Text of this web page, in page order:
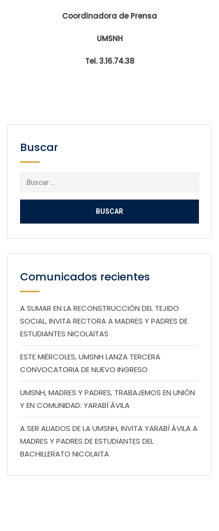
Coordinadora de Prensa
UMSNH
Tel. 3.16.74.38
Buscar
Buscar:
Comunicados recientes
A SUMAR EN LA RECONSTRUCCIÓN DEL TEJIDO
SOCIAL, INVITA RECTORA A MADRES Y PADRES DE
ESTUDIANTES NICOLAITAS
ESTE MIÉRCOLES, UMSNH LANZA TERCERA
CONVOCATORIA DE NUEVO INGRESO
UMSNH, MADRES Y PADRES, TRABAJEMOS EN UNIÓN
Y EN COMUNIDAD: YARABÍ ÁVILA
A SER ALIADOS DE LA UMSNH, INVITA YARABÍ ÁVILA A
MADRES Y PADRES DE ESTUDIANTES DEL
BACHILLERATO NICOLAITA